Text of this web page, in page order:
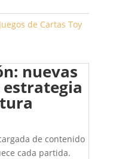
Juegos de Cartas Toy
nuevas
estrategia
de contenido
cada partida.